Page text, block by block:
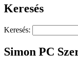
Keresés
Keresés:
Simon PC